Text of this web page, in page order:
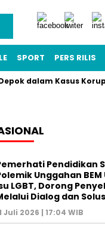
SPORT PERS RILIS
dalam Kasus
Pendidikan
Unggahan
LGBT, Dorong
Dialog dan
Juli 2026 | 17:04 WIB